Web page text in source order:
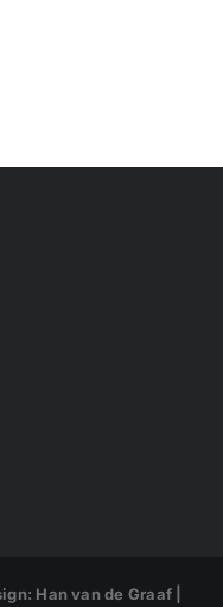
Han van de Graaf |